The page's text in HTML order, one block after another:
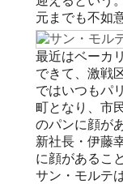
元までも不如
最近はベーカ
できて、激戦
ではいつもパ
町となり、市
のパンに顔が
新社長・伊藤
に顔があるこ
サン・モルテ